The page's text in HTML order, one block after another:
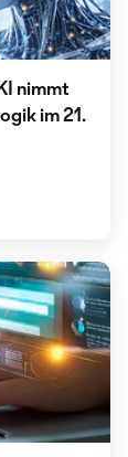
nimmt
im 21.